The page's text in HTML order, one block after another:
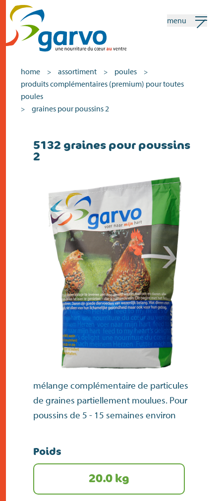
le coeur
actualités
contact
menu
home > assortiment > poules >
produits complémentaires (premium) pour toutes
poules
> graines pour poussins 2
5132 graines pour poussins
2
mélange complémentaire de particules
de graines partiellement moulues. Pour
poussins de 5 - 15 semaines environ
Poids
20.0 kg